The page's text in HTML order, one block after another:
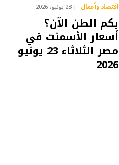
اقتصاد وأعمال 23 يونيو، 2026
بكم الطن الآن؟
أسعار الأسمنت في
مصر الثلاثاء 23 يونيو
2026